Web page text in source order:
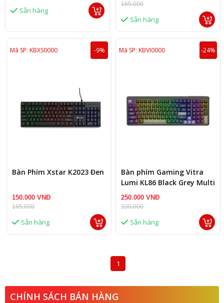
Sẵn hàng
165,000
Sẵn hàng
Mã SP: KBXS0000 -9%
Bàn Phím Xstar K2023 Đen
150.000 VNĐ
165,000
Sẵn hàng
Mã SP: KBVI0000 -24%
Bàn phím Gaming Vitra
Lumi KL86 Black Grey Multi
LED
250.000 VNĐ
330,000
Sẵn hàng
1
CHÍNH SÁCH BÁN HÀNG